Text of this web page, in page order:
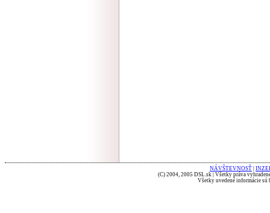
NÁVŠTEVNOSŤ
(C) 2004, 2005 DSL.sk | Všetky práva
Všetky uvedené informácie sú